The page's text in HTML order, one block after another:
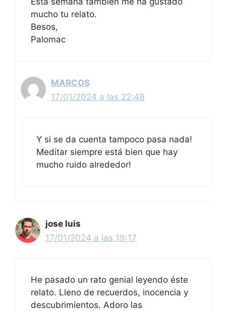
mucho tu relato.
Besos,
Palomac
MARCOS
17/01/2024 a las 22:49
Y si se da cuenta tampoco pasa nada!
Meditar siempre está bien que hay
mucho ruido alrededor!
jose luis
17/01/2024 a las 19:17
He pasado un rato genial leyendo éste
relato. Lleno de recuerdos, inocencia y
descubrimientos. Adoro las